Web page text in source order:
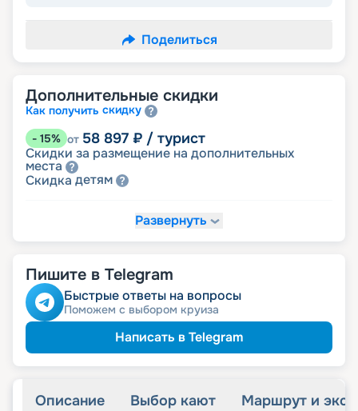
Поделиться
Дополнительные скидки
Как получить скидку
- 15% от 58 897 ₽ / турист
Скидки за размещение на дополнительных
места
Скидка детям
₽/ турист
Скидкамолодожёнам
Развернуть
Пишите в Telegram
Быстрые ответы на вопросы
Поможем с выбором круиза
Написать в Telegram
Описание Выбор кают Маршрут и